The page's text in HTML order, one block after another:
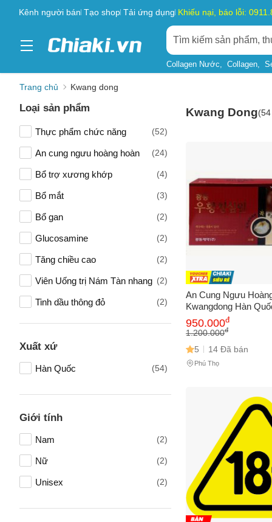
Kênh người bán Tạo shop Tải ứng dụng Khiếu nại, báo lỗi:
Collagen Nước Collagen
Trang chủ Kwang dong
Loại sản phẩm
Thực phẩm chức năng (52)
An cung ngưu hoàng hoàn (24)
Bổ trợ xương khớp (4)
Bổ mắt (3)
Bổ gan (2)
Glucosamine (2)
Tăng chiều cao (2)
Viên Uống trị Nám Tàn nhang (2)
Tinh dầu thông đỏ (2)
Hỗ trợ tim mạch (1)
Vitamin Tổng Hợp Và Khoáng
Hỗ Trợ Tiểu đường
Lăn khử mùi (1)
Đông trùng hạ thảo (1)
Nước Hồng Sâm (1)
Nhân sâm (1)
Xuất xứ
Hàn Quốc (54)
Giới tính
Nam (2)
Nữ (2)
Unisex (2)
Kwang Dong(54
An Cung Ngưu
Kwangdong Hàn
Sức Khỏe, Tăng
và Phục Hồi Nhanh,
950.000đ
1.200.000đ
5 14 Đã bán
Phú Thọ
Tên của
Số
Email